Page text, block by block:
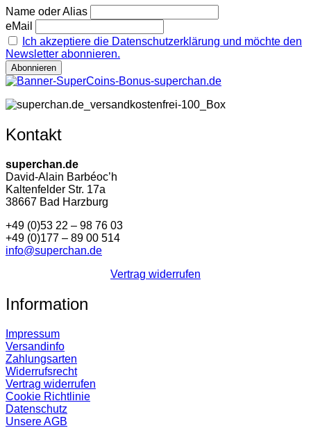
Name oder Alias
eMail
Ich akzeptiere die Datenschutzerklärung und möchte den
Newsletter abonnieren.
Kontakt
superchan.de
David-Alain Barbéoc’h
Kaltenfelder Str. 17a
38667 Bad Harzburg
+49 (0)53 22 – 98 76 03
+49 (0)177 – 89 00 514
info@superchan.de
Vertrag widerrufen
Information
Impressum
Versandinfo
Zahlungsarten
Widerrufsrecht
Vertrag widerrufen
Cookie Richtlinie
Datenschutz
Unsere AGB